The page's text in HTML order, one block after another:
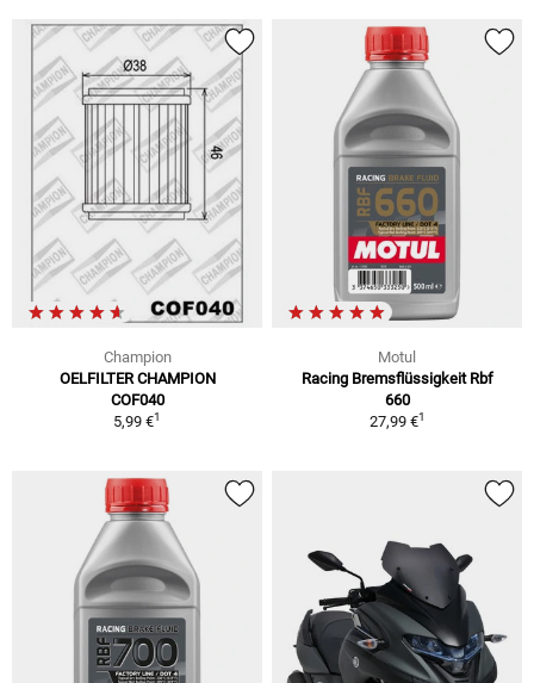
Champion
OELFILTER CHAMPION
COF040
5,99 €1
Motul
Racing Bremsflüssigkeit Rbf
660
27,99 €1